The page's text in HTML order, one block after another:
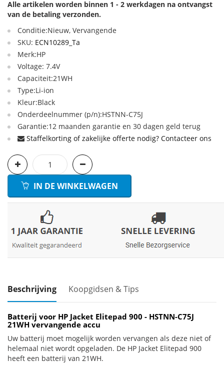
Alle artikelen worden binnen 1 - 2 werkdagen na ontvangst
van de betaling verzonden.
Conditie:Nieuw, Vervangende
SKU: ECN10289_Ta
Merk:HP
Voltage: 7.4V
Capaciteit:21WH
Type:Li-ion
Kleur:Black
Onderdeelnummer (p/n):HSTNN-C75J
Garantie:12 maanden garantie en 30 dagen geld terug
Staffelkorting of zakelijke offerte nodig? Contacteer ons
IN DE WINKELWAGEN
Beschrijving Koopgidsen & Tips
Batterij voor HP Jacket Elitepad 900 - HSTNN-C75J
21WH vervangende accu
Uw batterij moet mogelijk worden vervangen als deze niet of
helemaal niet wordt opgeladen. De HP Jacket Elitepad 900
heeft een batterij van 21WH.